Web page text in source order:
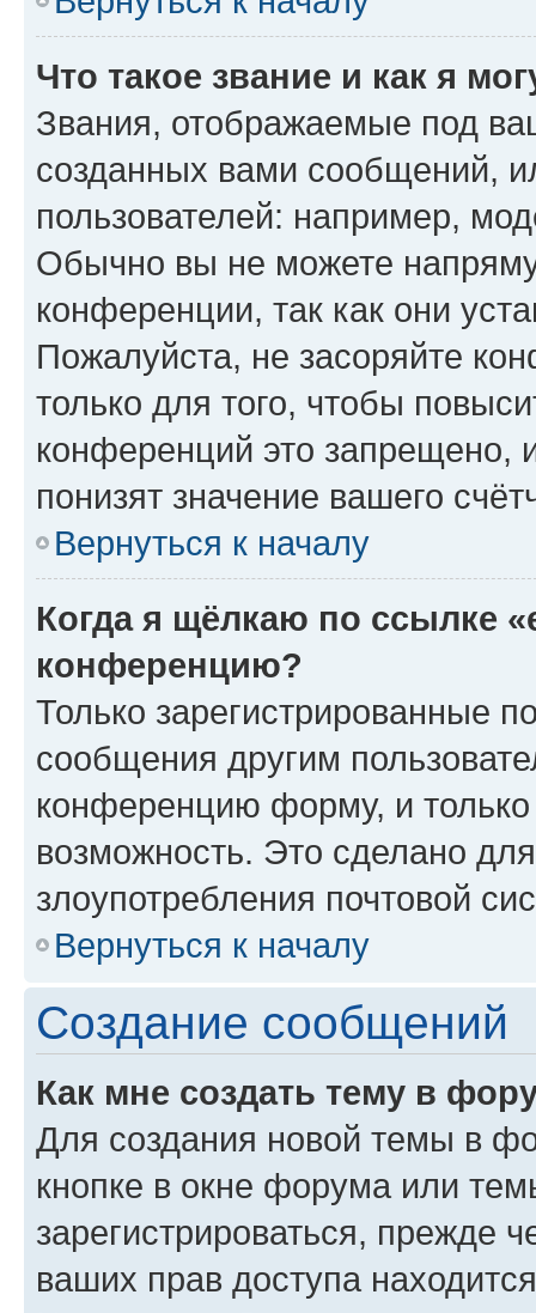
Что такое звание и как я
Звания, отображаемые под
созданных вами сообщений,
пользователей: например,
Обычно вы не можете
конференции, так как они
Пожалуйста, не засоряйте
только для того, чтобы
конференций это запрещено,
понизят значение вашего
Вернуться к началу
Когда я щёлкаю по ссылке
конференцию?
Только зарегистрированные
сообщения другим
конференцию форму, и
возможность. Это сделано
злоупотребления почтовой
Вернуться к началу
Создание сообщений
Как мне создать тему в
Для создания новой темы в
кнопке в окне форума или
зарегистрироваться, прежде
ваших прав доступа